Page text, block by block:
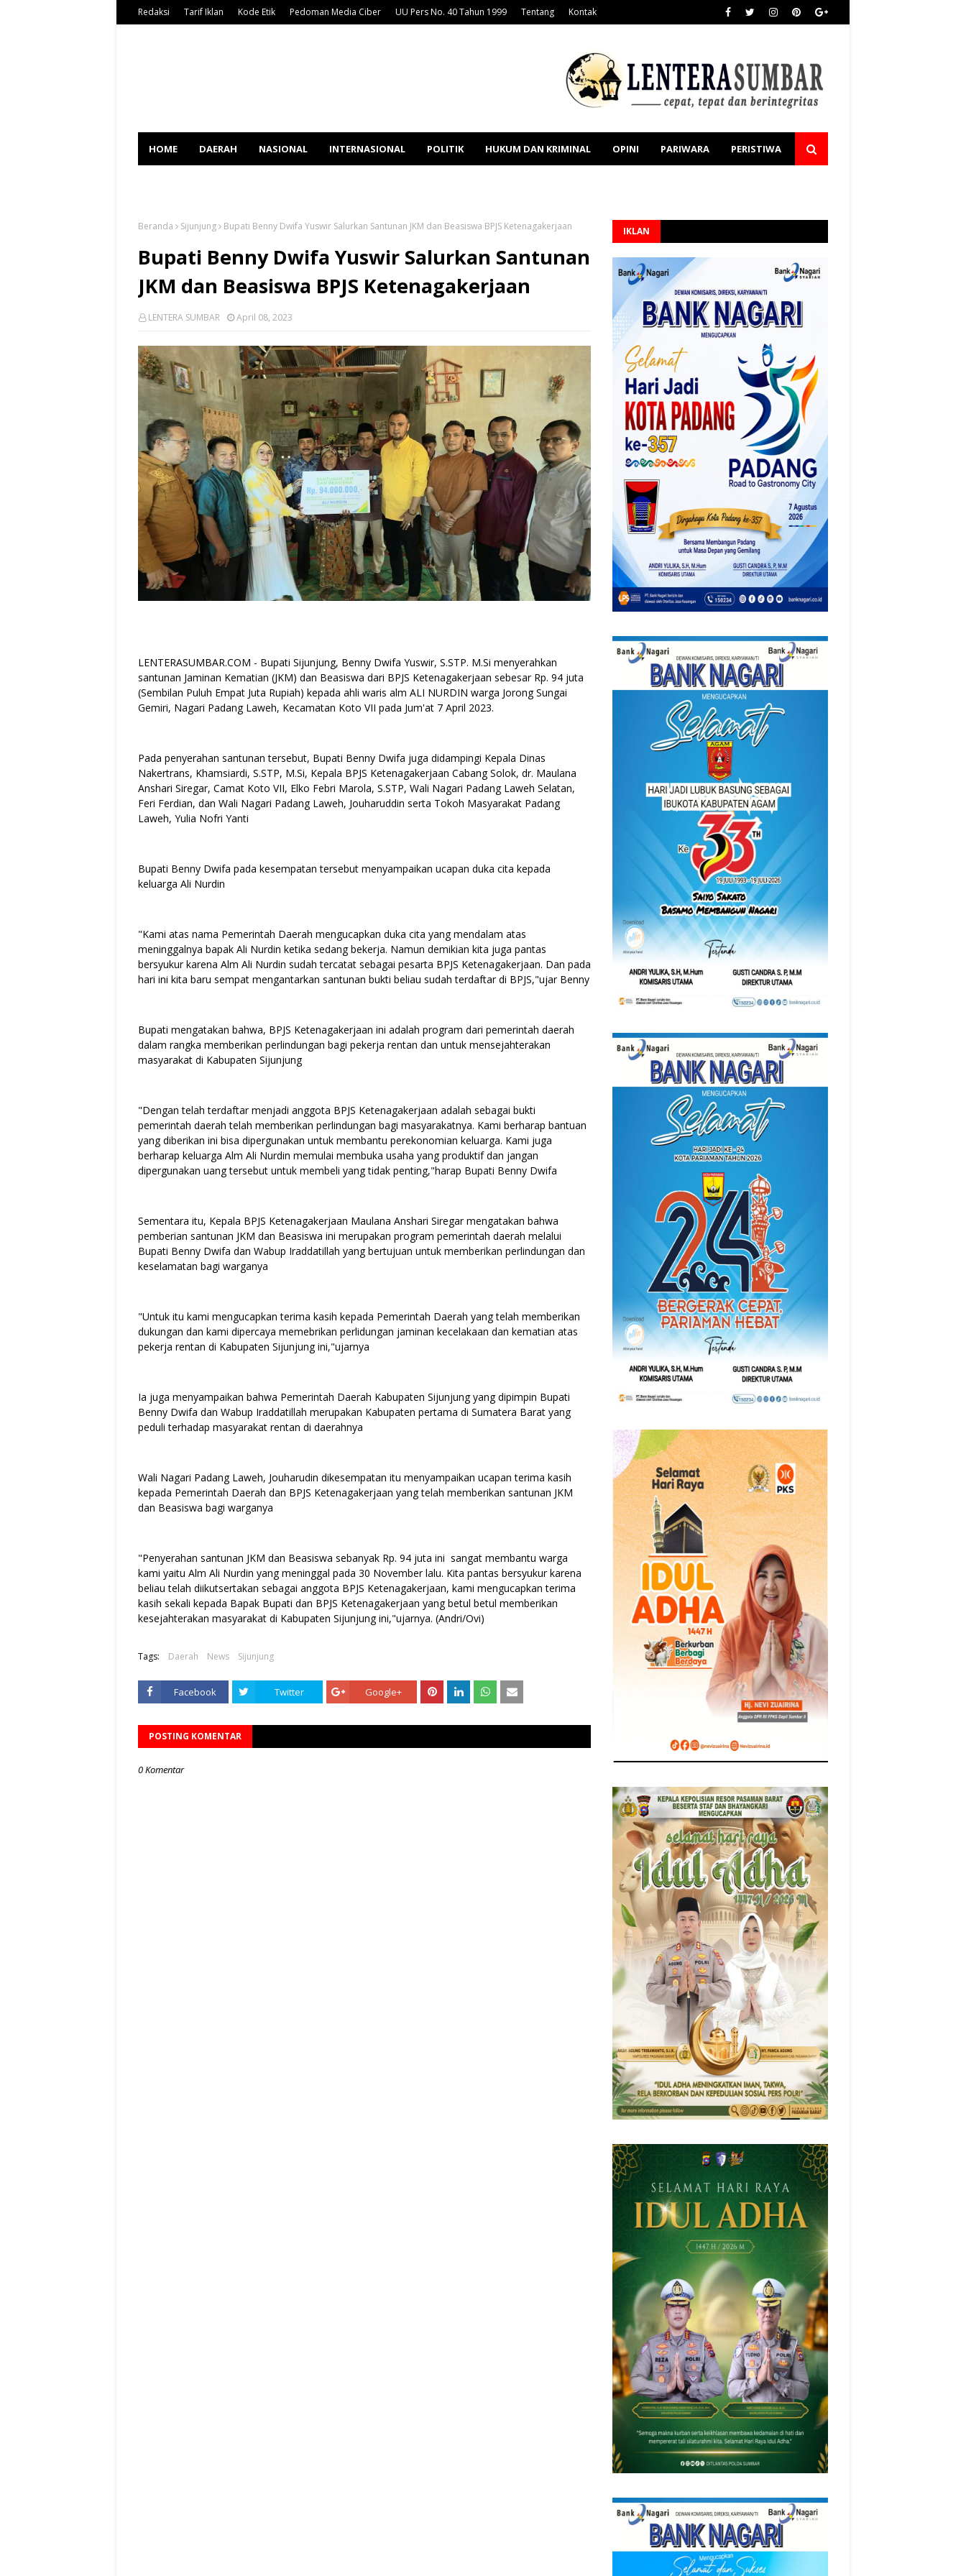
Redaksi Tarif Iklan Kode Etik Pedoman Media Ciber UU Pers No. 40 Tahun 1999 Tentang Kontak
HOME DAERAH NASIONAL INTERNASIONAL POLITIK HUKUM DAN KRIMINAL OPINI PARIWARA PERISTIWA
Beranda Sijunjung Bupati Benny Dwifa Yuswir Salurkan Santunan JKM dan Beasiswa BPJS Ketenagakerjaan
Bupati Benny Dwifa Yuswir Salurkan Santunan
JKM dan Beasiswa BPJS Ketenagakerjaan
LENTERA SUMBAR April 08, 2023
LENTERASUMBAR.COM - Bupati Sijunjung, Benny Dwifa Yuswir, S.STP. M.Si menyerahkan
santunan Jaminan Kematian (JKM) dan Beasiswa dari BPJS Ketenagakerjaan sebesar Rp. 94 juta
(Sembilan Puluh Empat Juta Rupiah) kepada ahli waris alm ALI NURDIN warga Jorong Sungai
Gemiri, Nagari Padang Laweh, Kecamatan Koto VII pada Jum'at 7 April 2023.
Pada penyerahan santunan tersebut, Bupati Benny Dwifa juga didampingi Kepala Dinas
Nakertrans, Khamsiardi, S.STP, M.Si, Kepala BPJS Ketenagakerjaan Cabang Solok, dr. Maulana
Anshari Siregar, Camat Koto VII, Elko Febri Marola, S.STP, Wali Nagari Padang Laweh Selatan,
Feri Ferdian, dan Wali Nagari Padang Laweh, Jouharuddin serta Tokoh Masyarakat Padang
Laweh, Yulia Nofri Yanti
Bupati Benny Dwifa pada kesempatan tersebut menyampaikan ucapan duka cita kepada
keluarga Ali Nurdin
"Kami atas nama Pemerintah Daerah mengucapkan duka cita yang mendalam atas
meninggalnya bapak Ali Nurdin ketika sedang bekerja. Namun demikian kita juga pantas
bersyukur karena Alm Ali Nurdin sudah tercatat sebagai pesarta BPJS Ketenagakerjaan. Dan pada
hari ini kita baru sempat mengantarkan santunan bukti beliau sudah terdaftar di BPJS,"ujar Benny
Bupati mengatakan bahwa, BPJS Ketenagakerjaan ini adalah program dari pemerintah daerah
dalam rangka memberikan perlindungan bagi pekerja rentan dan untuk mensejahterakan
masyarakat di Kabupaten Sijunjung
"Dengan telah terdaftar menjadi anggota BPJS Ketenagakerjaan adalah sebagai bukti
pemerintah daerah telah memberikan perlindungan bagi masyarakatnya. Kami berharap bantuan
yang diberikan ini bisa dipergunakan untuk membantu perekonomian keluarga. Kami juga
berharap keluarga Alm Ali Nurdin memulai membuka usaha yang produktif dan jangan
dipergunakan uang tersebut untuk membeli yang tidak penting,"harap Bupati Benny Dwifa
Sementara itu, Kepala BPJS Ketenagakerjaan Maulana Anshari Siregar mengatakan bahwa
pemberian santunan JKM dan Beasiswa ini merupakan program pemerintah daerah melalui
Bupati Benny Dwifa dan Wabup Iraddatillah yang bertujuan untuk memberikan perlindungan dan
keselamatan bagi warganya
"Untuk itu kami mengucapkan terima kasih kepada Pemerintah Daerah yang telah memberikan
dukungan dan kami dipercaya memebrikan perlidungan jaminan kecelakaan dan kematian atas
pekerja rentan di Kabupaten Sijunjung ini,"ujarnya
Ia juga menyampaikan bahwa Pemerintah Daerah Kabupaten Sijunjung yang dipimpin Bupati
Benny Dwifa dan Wabup Iraddatillah merupakan Kabupaten pertama di Sumatera Barat yang
peduli terhadap masyarakat rentan di daerahnya
Wali Nagari Padang Laweh, Jouharudin dikesempatan itu menyampaikan ucapan terima kasih
kepada Pemerintah Daerah dan BPJS Ketenagakerjaan yang telah memberikan santunan JKM
dan Beasiswa bagi warganya
"Penyerahan santunan JKM dan Beasiswa sebanyak Rp. 94 juta ini sangat membantu warga
kami yaitu Alm Ali Nurdin yang meninggal pada 30 November lalu. Kita pantas bersyukur karena
beliau telah diikutsertakan sebagai anggota BPJS Ketenagakerjaan, kami mengucapkan terima
kasih sekali kepada Bapak Bupati dan BPJS Ketenagakerjaan yang betul betul memberikan
kesejahterakan masyarakat di Kabupaten Sijunjung ini,"ujarnya. (Andri/Ovi)
Tags: Daerah News Sijunjung
Facebook Twitter Google+
POSTING KOMENTAR
0 Komentar
IKLAN